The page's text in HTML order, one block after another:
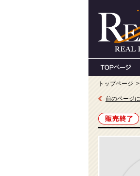
トップページ >
前のページ